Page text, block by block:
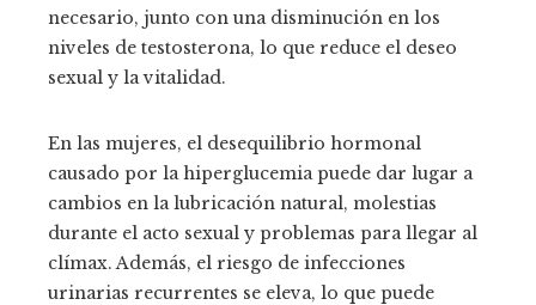
necesario, junto con una disminución en los
niveles de testosterona, lo que reduce el deseo
sexual y la vitalidad.
En las mujeres, el desequilibrio hormonal
causado por la hiperglucemia puede dar lugar a
cambios en la lubricación natural, molestias
durante el acto sexual y problemas para llegar al
clímax. Además, el riesgo de infecciones
urinarias recurrentes se eleva, lo que puede